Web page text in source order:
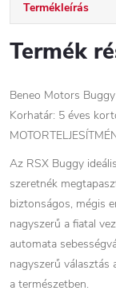
Termékleírás
Termék
Beneo Motors
Korhatár: 5 éves
Az RSX Buggy
szeretnék
biztonságos, mégis
nagyszerű a fiatal
automata
nagyszerű választás
a természetben.